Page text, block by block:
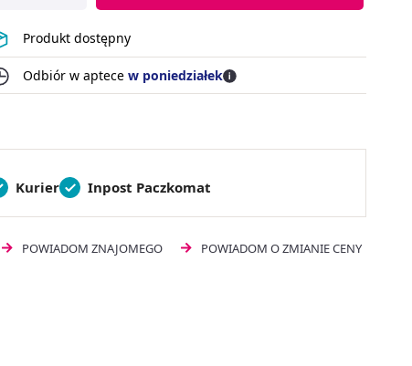
Produkt dostępny
Odbiór w aptece w poniedziałek
Kurier Inpost Paczkomat
POWIADOM ZNAJOMEGO POWIADOM O ZMIANIE CENY